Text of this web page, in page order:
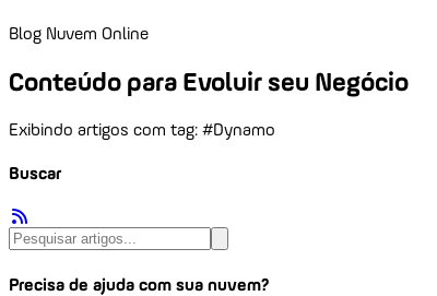
Blog Nuvem Online
Conteúdo para Evoluir seu Negócio
Exibindo artigos com tag: #Dynamo
Buscar
Precisa de ajuda com sua nuvem?